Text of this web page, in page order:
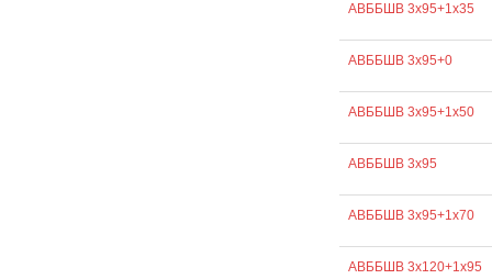
АВББШВ 3х95+1х35
АВББШВ 3х95+0
АВББШВ 3х95+1х50
АВББШВ 3х95
АВББШВ 3х95+1х70
АВББШВ 3х120+1х95